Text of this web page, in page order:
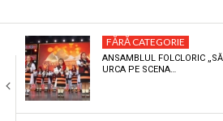
CULTURA
ECONOMIE
SANATATE
FĂRĂ CATEGORIE
ANSAMBLUL FOLCLORIC
URCA PE SCENA…